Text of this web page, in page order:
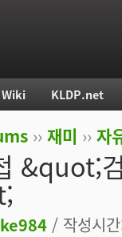
›› 재미 ›› 자
&quot;
/ 작성시
Wiki KLDP.net